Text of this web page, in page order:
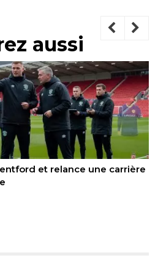
aussi
la qualification et tourne le